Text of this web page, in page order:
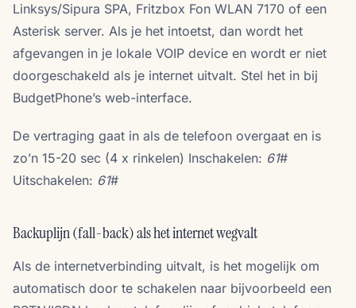
Linksys/Sipura SPA, Fritzbox Fon WLAN 7170 of een
Asterisk server. Als je het intoetst, dan wordt het
afgevangen in je lokale VOIP device en wordt er niet
doorgeschakeld als je internet uitvalt. Stel het in bij
BudgetPhone’s web-interface.
De vertraging gaat in als de telefoon overgaat en is
zo’n 15-20 sec (4 x rinkelen) Inschakelen: 61#
Uitschakelen: 61#
Backuplijn (fall-back) als het internet wegvalt
Als de internetverbinding uitvalt, is het mogelijk om
automatisch door te schakelen naar bijvoorbeeld een